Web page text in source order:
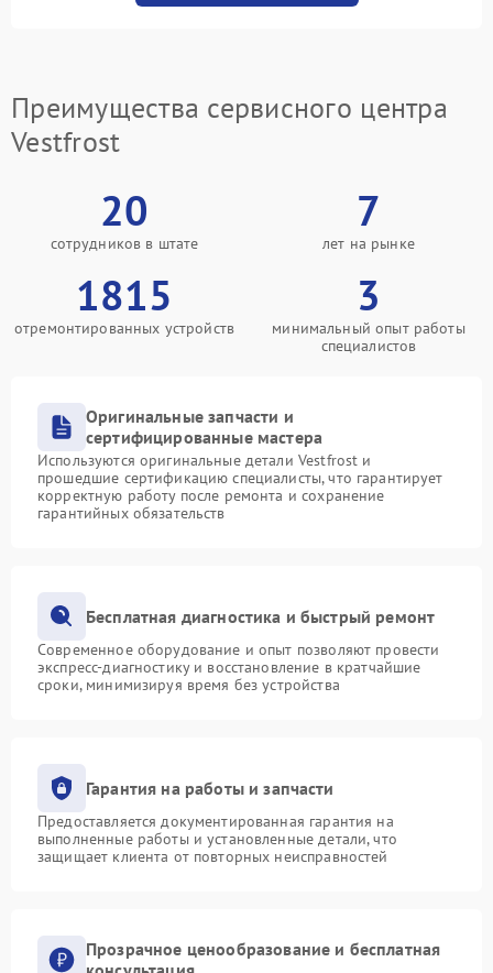
Преимущества сервисного центра
Vestfrost
20
сотрудников в штате
7
лет на рынке
1815
отремонтированных устройств
3
минимальный опыт работы
специалистов
Оригинальные запчасти и
сертифицированные мастера
Используются оригинальные детали Vestfrost и
прошедшие сертификацию специалисты, что гарантирует
корректную работу после ремонта и сохранение
гарантийных обязательств
Бесплатная диагностика и быстрый ремонт
Современное оборудование и опыт позволяют провести
экспресс-диагностику и восстановление в кратчайшие
сроки, минимизируя время без устройства
Гарантия на работы и запчасти
Предоставляется документированная гарантия на
выполненные работы и установленные детали, что
защищает клиента от повторных неисправностей
Прозрачное ценообразование и бесплатная